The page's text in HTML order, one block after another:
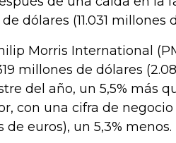
dólares (11.031 millones
Morris International
millones de dólares
del año, un 5,5% más
con una cifra de
de euros), un 5,3% menos.